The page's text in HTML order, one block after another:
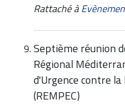
Rattaché à
Septième réunion
Régional
d'Urgence contre
(REMPEC)